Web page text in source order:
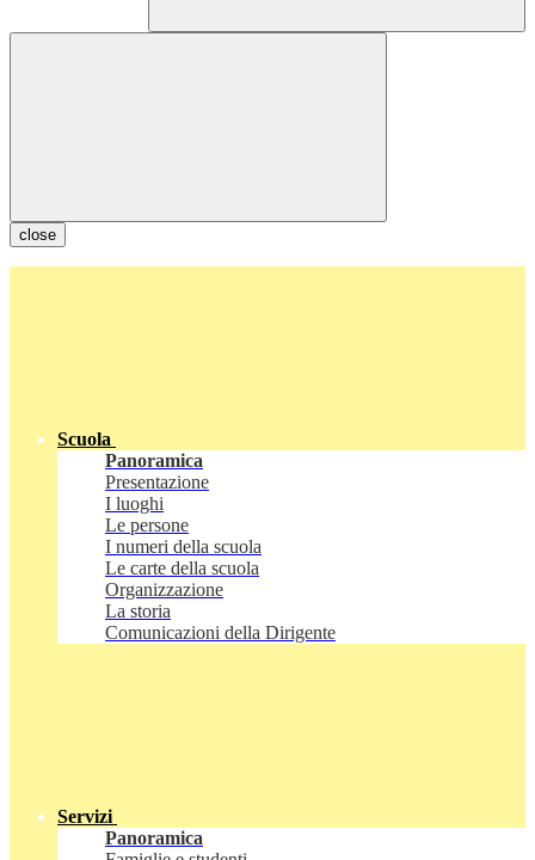
close
Scuola
Panoramica
Presentazione
I luoghi
Le persone
I numeri della scuola
Le carte della scuola
Organizzazione
La storia
Comunicazioni della Dirigente
Servizi
Panoramica